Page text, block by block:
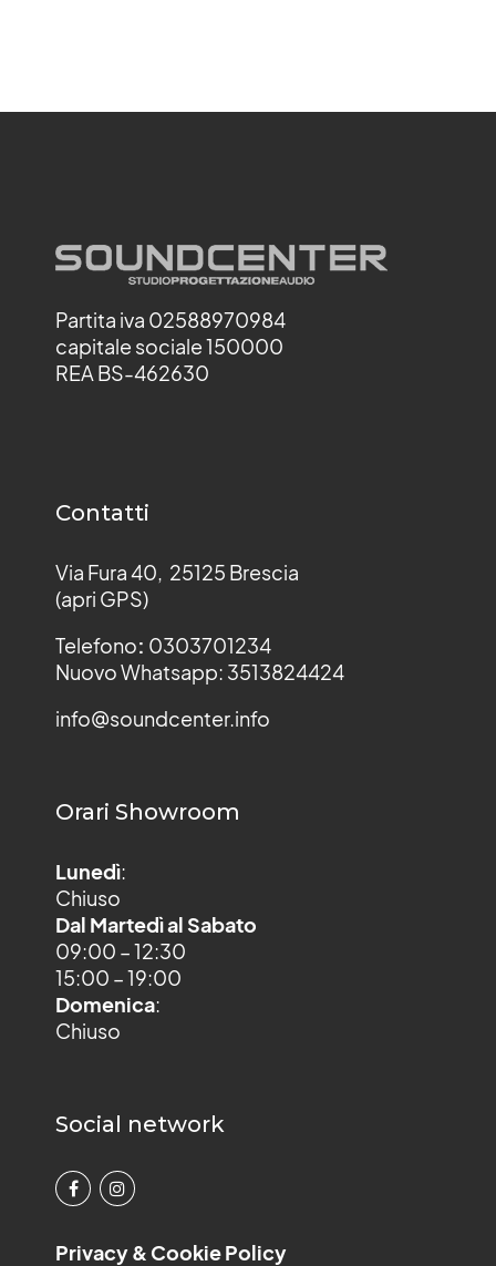
Partita iva 02588970984
capitale sociale 150000
REA BS-462630
Contatti
Via Fura 40, 25125 Brescia
(apri GPS)
Telefono: 0303701234
Nuovo Whatsapp: 3513824424
info@soundcenter.info
Orari Showroom
Lunedì:
Chiuso
Dal Martedì al Sabato
09:00 – 12:30
15:00 – 19:00
Domenica:
Chiuso
Social network
Privacy & Cookie Policy